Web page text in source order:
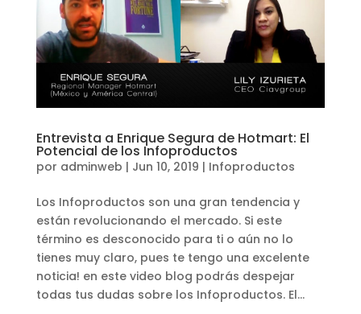
Entrevista a Enrique Segura de Hotmart: El
Potencial de los Infoproductos
por adminweb | Jun 10, 2019 | Infoproductos
Los Infoproductos son una gran tendencia y
están revolucionando el mercado. Si este
término es desconocido para ti o aún no lo
tienes muy claro, pues te tengo una excelente
noticia! en este video blog podrás despejar
todas tus dudas sobre los Infoproductos. El...